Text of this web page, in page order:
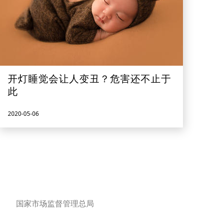
开灯睡觉会让人变丑？危害还不止于
此
2020-05-06
国家市场监督管理总局